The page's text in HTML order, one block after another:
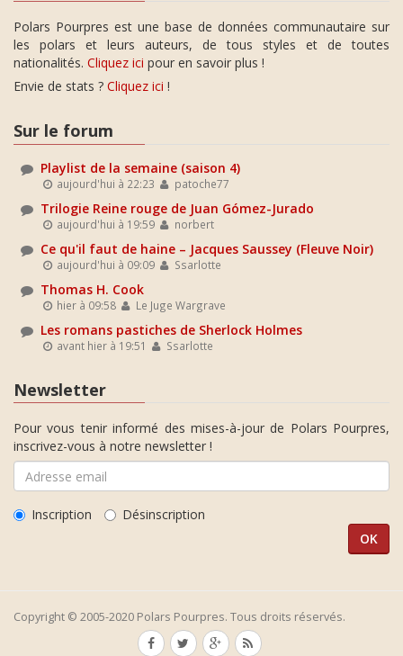
Polars Pourpres est une base de données communautaire sur
les polars et leurs auteurs, de tous styles et de toutes
nationalités. Cliquez ici pour en savoir plus !
Envie de stats ? Cliquez ici !
Sur le forum
Playlist de la semaine (saison 4)
aujourd'hui à 22:23 patoche77
Trilogie Reine rouge de Juan Gómez-Jurado
aujourd'hui à 19:59 norbert
Ce qu'il faut de haine – Jacques Saussey (Fleuve Noir)
aujourd'hui à 09:09 Ssarlotte
Thomas H. Cook
hier à 09:58 Le Juge Wargrave
Les romans pastiches de Sherlock Holmes
avant hier à 19:51 Ssarlotte
Newsletter
Pour vous tenir informé des mises-à-jour de Polars Pourpres,
inscrivez-vous à notre newsletter !
Inscription Désinscription
Copyright © 2005-2020 Polars Pourpres. Tous droits réservés.